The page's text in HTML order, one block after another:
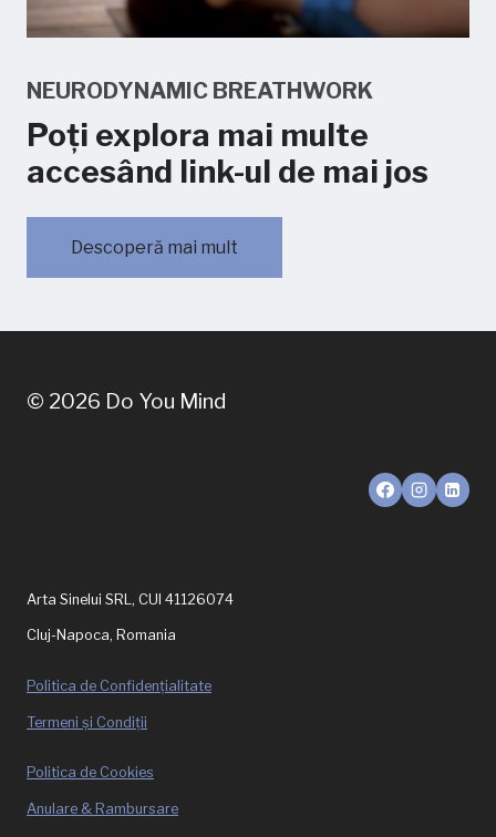
NEURODYNAMIC BREATHWORK
Poți explora mai multe
accesând link-ul de mai jos
Descoperă mai mult
© 2026 Do You Mind
Arta Sinelui SRL, CUI 41126074
Cluj-Napoca, Romania
Politica de Confidențialitate
Termeni și Condiții
Politica de Cookies
Anulare & Rambursare